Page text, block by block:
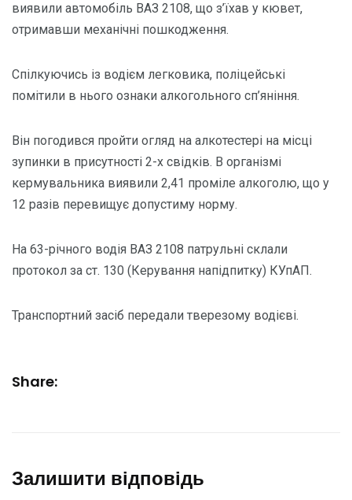
виявили автомобіль ВАЗ 2108, що з’їхав у кювет,
отримавши механічні пошкодження.
Спілкуючись із водієм легковика, поліцейські
помітили в нього ознаки алкогольного сп’яніння.
Він погодився пройти огляд на алкотестері на місці
зупинки в присутності 2-х свідків. В організмі
кермувальника виявили 2,41 проміле алкоголю, що у
12 разів перевищує допустиму норму.
На 63-річного водія ВАЗ 2108 патрульні склали
протокол за ст. 130 (Керування напідпитку) КУпАП.
Транспортний засіб передали тверезому водієві.
Share:
Залишити відповідь